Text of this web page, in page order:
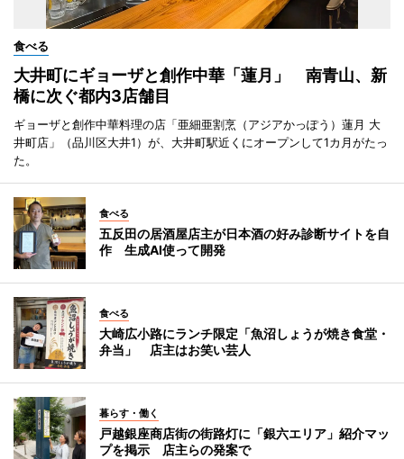
食べる
大井町にギョーザと創作中華「蓮月」 南青山、新
橋に次ぐ都内3店舗目
ギョーザと創作中華料理の店「亜細亜割烹（アジアかっぽう）蓮月 大
井町店」（品川区大井1）が、大井町駅近くにオープンして1カ月がたっ
た。
食べる
五反田の居酒屋店主が日本酒の好み診断サイトを自
作 生成AI使って開発
食べる
大崎広小路にランチ限定「魚沼しょうが焼き食堂・
弁当」 店主はお笑い芸人
暮らす・働く
戸越銀座商店街の街路灯に「銀六エリア」紹介マッ
プを掲示 店主らの発案で